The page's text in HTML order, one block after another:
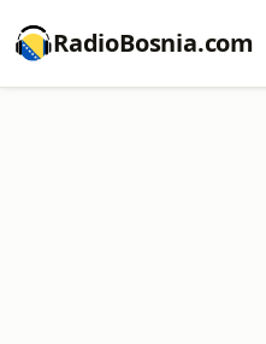
RadioBosnia.com